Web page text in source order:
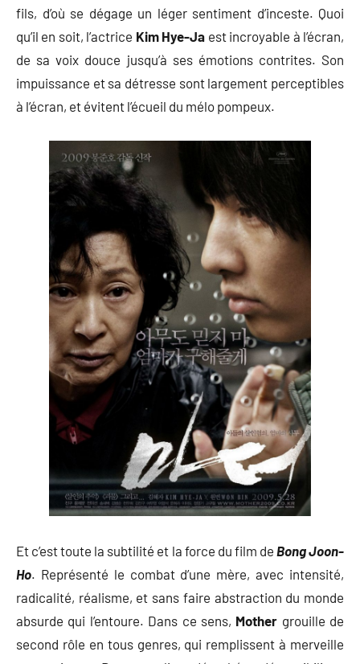
fils, d’où se dégage un léger sentiment d’inceste. Quoi
qu’il en soit, l’actrice Kim Hye-Ja est incroyable à l’écran,
de sa voix douce jusqu’à ses émotions contrites. Son
impuissance et sa détresse sont largement perceptibles
à l’écran, et évitent l’écueil du mélo pompeux.
Et c’est toute la subtilité et la force du film de Bong Joon-
Ho. Représenté le combat d’une mère, avec intensité,
radicalité, réalisme, et sans faire abstraction du monde
absurde qui l’entoure. Dans ce sens, Mother grouille de
second rôle en tous genres, qui remplissent à merveille